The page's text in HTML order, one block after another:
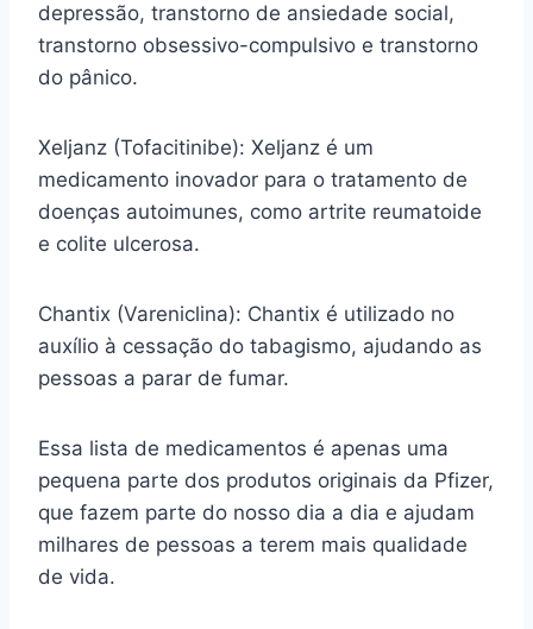
depressão, transtorno de ansiedade social,
transtorno obsessivo-compulsivo e transtorno
do pânico.
Xeljanz (Tofacitinibe): Xeljanz é um
medicamento inovador para o tratamento de
doenças autoimunes, como artrite reumatoide
e colite ulcerosa.
Chantix (Vareniclina): Chantix é utilizado no
auxílio à cessação do tabagismo, ajudando as
pessoas a parar de fumar.
Essa lista de medicamentos é apenas uma
pequena parte dos produtos originais da Pfizer,
que fazem parte do nosso dia a dia e ajudam
milhares de pessoas a terem mais qualidade
de vida.